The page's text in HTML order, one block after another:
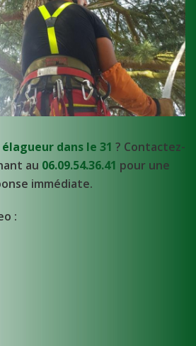
élagueur dans le 31 ? Contactez-
au 06.09.54.36.41 pour une
immédiate.
: